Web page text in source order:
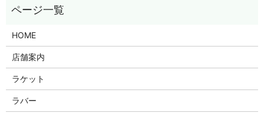
HOME
店舗案内
ラケット
ラバー